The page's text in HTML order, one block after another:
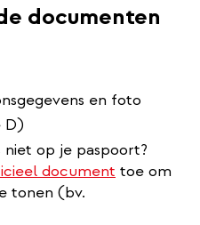
documenten
en foto
D)
op je paspoort?
document toe om
tonen (bv.